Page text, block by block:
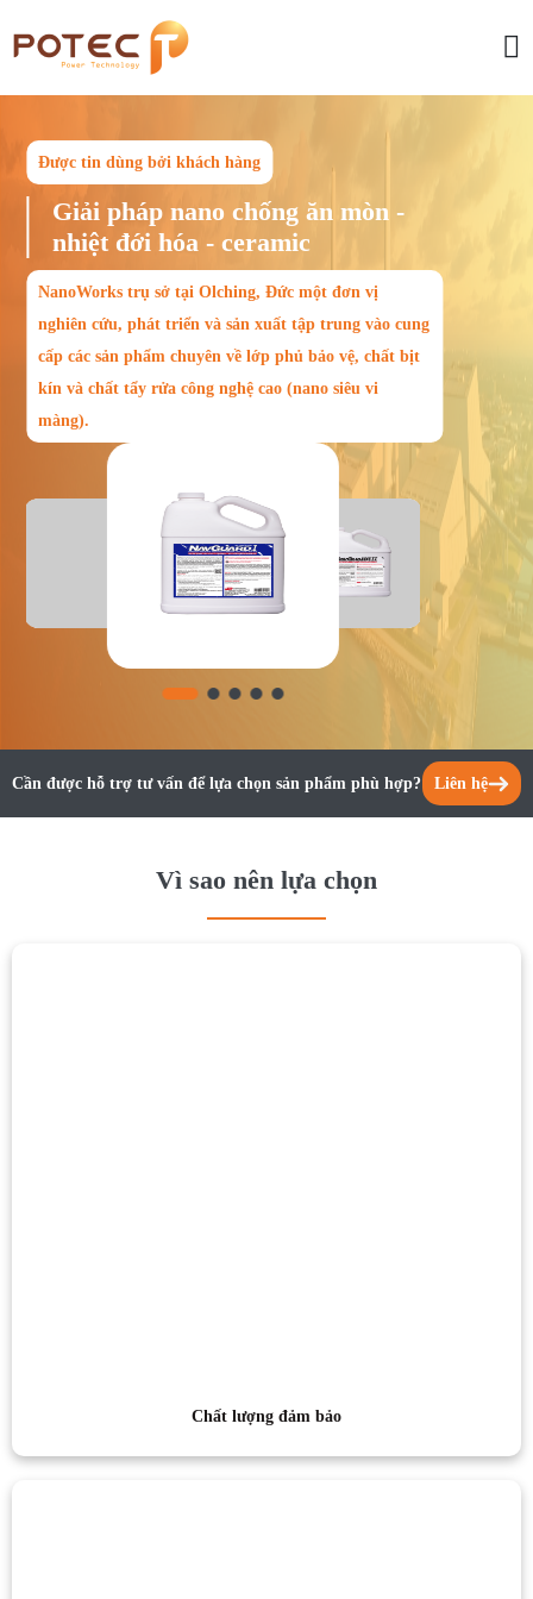
Được tin dùng bởi khách hàng
Giải pháp nano chống ăn mòn -
nhiệt đới hóa - ceramic
NanoWorks trụ sở tại Olching, Đức một đơn vị
nghiên cứu, phát triển và sản xuất tập trung vào cung
cấp các sản phẩm chuyên về lớp phủ bảo vệ, chất bịt
kín và chất tẩy rửa công nghệ cao (nano siêu vi
màng).
Cần được hỗ trợ tư vấn để lựa chọn sản phẩm phù hợp? Liên hệ
Vì sao nên lựa chọn
Chất lượng đảm bảo